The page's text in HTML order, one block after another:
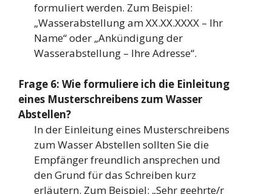
formuliert werden. Zum Beispiel:
„Wasserabstellung am XX.XX.XXXX – Ihr
Name“ oder „Ankündigung der
Wasserabstellung – Ihre Adresse“.
Frage 6: Wie formuliere ich die Einleitung
eines Musterschreibens zum Wasser
Abstellen?
In der Einleitung eines Musterschreibens
zum Wasser Abstellen sollten Sie die
Empfänger freundlich ansprechen und
den Grund für das Schreiben kurz
erläutern. Zum Beispiel: „Sehr geehrte/r